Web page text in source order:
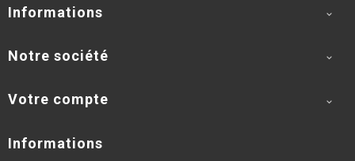
Informations 
Notre société 
Votre compte 
Informations